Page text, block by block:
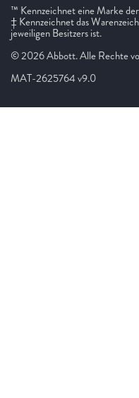
™ Kennzeichnet eine Marke
‡ Kennzeichnet das
jeweiligen Besitzers ist.
© 2026 Abbott. Alle Rechte
MAT-2625764 v9.0